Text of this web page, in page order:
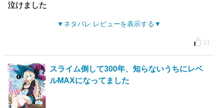
泣けました
ネタバレ レビューを表示する
11
スライム倒して300年、知らないうちにレベ
ルMAXになってました